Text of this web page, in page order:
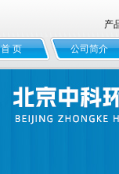
产
首 页 公司简介